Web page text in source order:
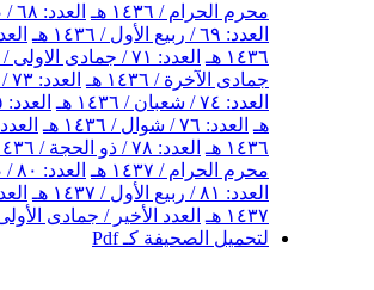
محرم الحرام / ١٤٣٦ هـ
العدد: ٦٨ / صفر / ١٤٣٦ هـ
العدد: ٦٩ / ربيع الأول / ١٤٣٦ هـ
١٤٣٦ هـ
العدد: ٧١ / جمادى الاولى / ١٤٣٦ هـ
جمادى الآخرة / ١٤٣٦ هـ
العدد: ٧٣ / رجب / ١٤٣٦ هـ
العدد: ٧٤ / شعبان / ١٤٣٦ هـ
هـ العدد: ٧٦ / شوال / ١٤٣٦ هـ
١٤٣٦ هـ
العدد: ٧٨ / ذو الحجة / ١٤٣٦ هـ
محرم الحرام / ١٤٣٧ هـ
العدد: ٨٠ / صفر / ١٤٣٧ هـ
العدد: ٨١ / ربيع الأول / ١٤٣٧ هـ
١٤٣٧ هـ
العدد الأخير / جمادى الأولى /
لتحميل الصحيفة كـ Pdf